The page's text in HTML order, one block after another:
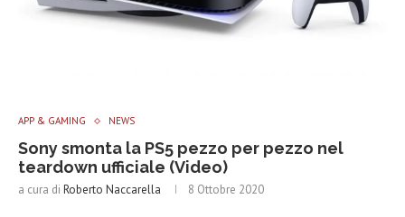
APP & GAMING NEWS
Sony smonta la PS5 pezzo per pezzo nel
teardown ufficiale (Video)
a cura di Roberto Naccarella 8 Ottobre 2020